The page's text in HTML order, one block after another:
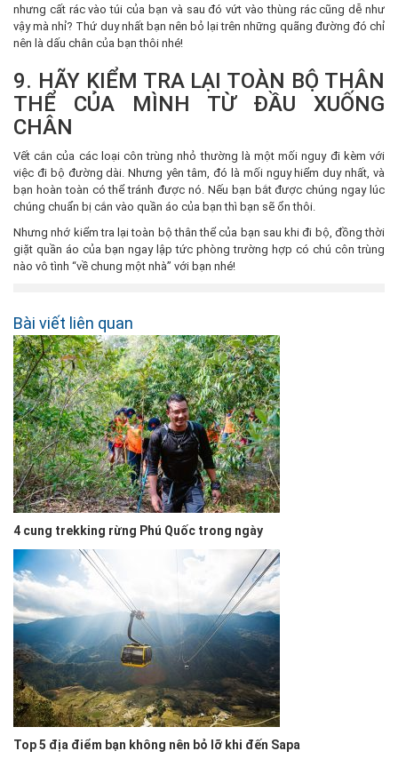
nhưng cất rác vào túi của bạn và sau đó vứt vào thùng rác cũng dễ như
vậy mà nhỉ? Thứ duy nhất bạn nên bỏ lại trên những quãng đường đó chỉ
nên là dấu chân của bạn thôi nhé!
9. HÃY KIỂM TRA LẠI TOÀN BỘ THÂN
THỂ CỦA MÌNH TỪ ĐẦU XUỐNG
CHÂN
Vết cắn của các loại côn trùng nhỏ thường là một mối nguy đi kèm với
việc đi bộ đường dài. Nhưng yên tâm, đó là mối nguy hiểm duy nhất, và
bạn hoàn toàn có thể tránh được nó. Nếu bạn bắt được chúng ngay lúc
chúng chuẩn bị cắn vào quần áo của bạn thì bạn sẽ ổn thôi.
Nhưng nhớ kiểm tra lại toàn bộ thân thể của bạn sau khi đi bộ, đồng thời
giặt quần áo của bạn ngay lập tức phòng trường hợp có chú côn trùng
nào vô tình “về chung một nhà” với bạn nhé!
Bài viết liên quan
4 cung trekking rừng Phú Quốc trong ngày
Top 5 địa điểm bạn không nên bỏ lỡ khi đến Sapa